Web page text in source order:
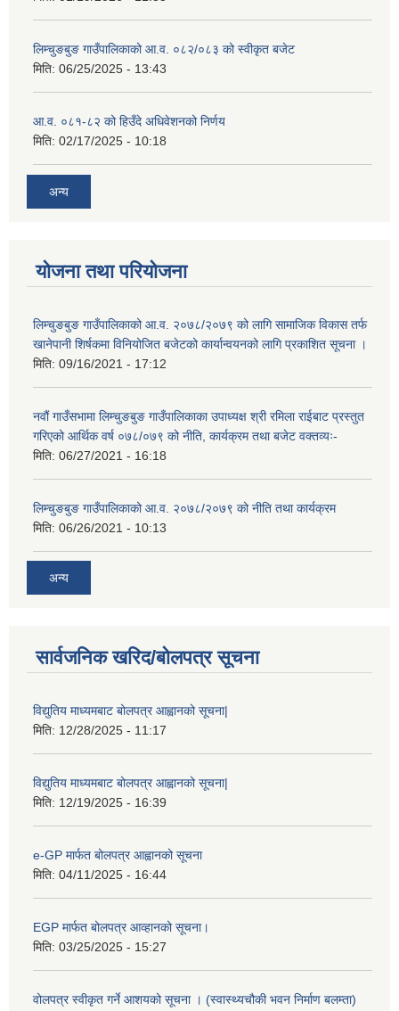
लिम्चुङबुङ गाउँपालिकाको आ.व. ०८२/०८३ को स्वीकृत बजेट
मिति: 06/25/2025 - 13:43
आ.व. ०८१-८२ को हिउँदे अधिवेशनको निर्णय
मिति: 02/17/2025 - 10:18
अन्य
योजना तथा परियोजना
लिम्चुङबुङ गाउँपालिकाको आ.व. २०७८/२०७९ को लागि सामाजिक विकास तर्फ
खानेपानी शिर्षकमा विनियोजित बजेटको कार्यान्वयनको लागि प्रकाशित सूचना ।
मिति: 09/16/2021 - 17:12
नवौं गाउँसभामा लिम्चुङबुङ गाउँपालिकाका उपाध्यक्ष श्री रमिला राईबाट प्रस्तुत
गरिएको आर्थिक वर्ष ०७८/०७९ को नीति, कार्यक्रम तथा बजेट वक्तव्यः-
मिति: 06/27/2021 - 16:18
लिम्चुङबुङ गाउँपालिकाको आ.व. २०७८/२०७९ को नीति तथा कार्यक्रम
मिति: 06/26/2021 - 10:13
अन्य
सार्वजनिक खरिद/बोलपत्र सूचना
विद्युतिय माध्यमबाट बोलपत्र आह्वानको सूचना|
मिति: 12/28/2025 - 11:17
विद्युतिय माध्यमबाट बोलपत्र आह्वानको सूचना|
मिति: 12/19/2025 - 16:39
e-GP मार्फत बोलपत्र आह्वानको सूचना
मिति: 04/11/2025 - 16:44
EGP मार्फत बोलपत्र आव्हानको सूचना।
मिति: 03/25/2025 - 15:27
वोलपत्र स्वीकृत गर्ने आशयको सूचना । (स्वास्थ्यचौकी भवन निर्माण बलम्ता)